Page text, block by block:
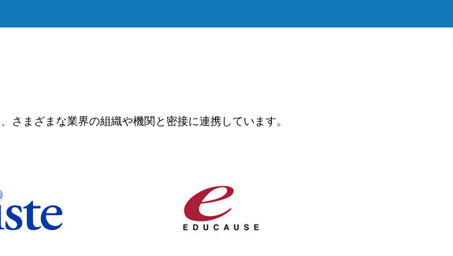
まざまな業界の組織や機関と密接に連携しています。